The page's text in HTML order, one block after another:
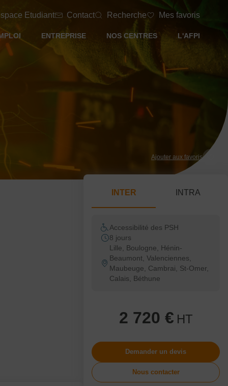
Etudiant Contact Recherche Mes favoris
ENTREPRISE NOS CENTRES L'AFPI
Ajouter aux favoris
INTER INTRA
Accessibilité des PSH
8 jours
Lille, Boulogne, Hénin-
Beaumont, Valenciennes,
Maubeuge, Cambrai, St-Omer,
Calais, Béthune
2 720 € HT
Demander un devis
Nous contacter